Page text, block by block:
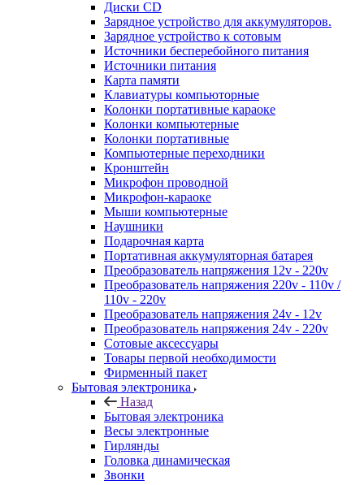
Диски CD
Зарядное устройство для аккумуляторов.
Зарядное устройство к сотовым
Источники бесперебойного питания
Источники питания
Карта памяти
Клавиатуры компьюторные
Колонки портативные караоке
Колонки компьютерные
Колонки портативные
Компьютерные переходники
Кронштейн
Микрофон проводной
Микрофон-караоке
Мыши компьютерные
Наушники
Подарочная карта
Портативная аккумуляторная батарея
Преобразователь напряжения 12v - 220v
Преобразователь напряжения 220v - 110v /
110v - 220v
Преобразователь напряжения 24v - 12v
Преобразователь напряжения 24v - 220v
Сотовые аксессуары
Товары первой необходимости
Фирменный пакет
Бытовая электроника
Назад
Бытовая электроника
Весы электронные
Гирлянды
Головка динамическая
Звонки